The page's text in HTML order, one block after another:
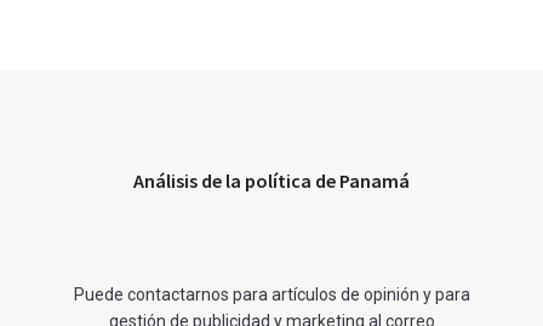
Análisis de la política de Panamá
Puede contactarnos para artículos de opinión y para
gestión de publicidad y marketing al correo